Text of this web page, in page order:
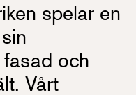
spelar en
och
Vårt